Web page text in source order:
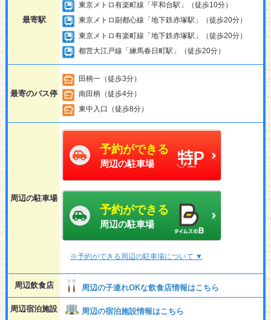
最寄駅
東京メトロ有楽町線「平和台駅」（徒歩10分）
東京メトロ副都心線「地下鉄赤塚駅」（徒歩20分）
東京メトロ有楽町線「地下鉄赤塚駅」（徒歩20分）
都営大江戸線「練馬春日町駅」（徒歩20分）
最寄のバス停
田柄一（徒歩3分）
南田柄（徒歩4分）
東中入口（徒歩8分）
周辺の駐車場
予約ができる
周辺の駐車場
予約ができる
周辺の駐車場
※予約ができる周辺の駐車場について ▼
周辺飲食店 周辺の子連れOKな飲食店情報はこちら
周辺宿泊施設
周辺の宿泊施設情報はこちら